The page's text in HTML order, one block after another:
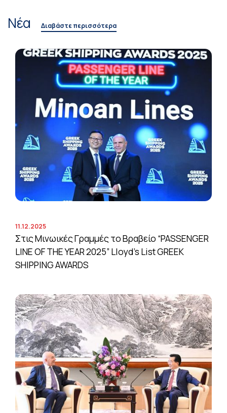
Νέα Διαβάστε περισσότερα
11.12.2025
Στις Μινωικές Γραμμές το Βραβείο “PASSENGER
LINE OF THE YEAR 2025” Lloyd’s List GREEK
SHIPPING AWARDS